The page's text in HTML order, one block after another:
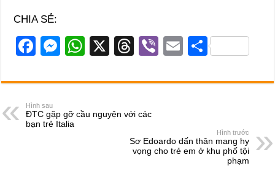
CHIA SẺ:
F
c
e
b
M
ss
n
W
at
A
X
T
e
d
s
Vi
er
E
ail
S
ar
Hình sau
ĐTC gặp gỡ cầu nguyện với các
bạn trẻ Italia
Hình trước
Sơ Edoardo dấn thân mang hy
vọng cho trẻ em ở khu phố tội
phạm